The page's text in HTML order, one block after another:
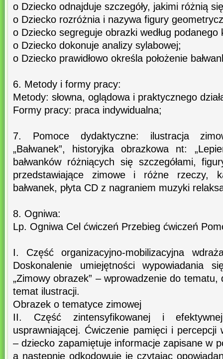
o Dziecko odnajduje szczegóły, jakimi różnią
o Dziecko rozróżnia i nazywa figury
o Dziecko segreguje obrazki według podanego
o Dziecko dokonuje analizy sylabowej;
o Dziecko prawidłowo określa położenie
6. Metody i formy pracy:
Metody: słowna, oglądowa i praktycznego
Formy pracy: praca indywidualna;
7. Pomoce dydaktyczne: ilustracja
„Bałwanek”, historyjka obrazkowa nt:
bałwanków różniących się szczegółami,
przedstawiające zimowe i różne rzeczy,
bałwanek, płyta CD z nagraniem muzyki
8. Ogniwa:
Lp. Ogniwa Cel ćwiczeń Przebieg ćwiczeń
I. Część organizacyjno-mobilizacyjna
Doskonalenie umiejętności wypowiadania
„Zimowy obrazek” – wprowadzenie do
temat ilustracji.
Obrazek o tematyce zimowej
II. Część zintensyfikowanej i
usprawniającej. Ćwiczenie pamięci i percepcji
– dziecko zapamiętuje informacje zapisane w
a następnie odkodowuje je czytając